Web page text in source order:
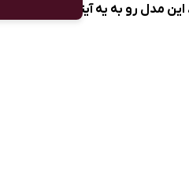
مدل رو به یه آیتم همه‌کاره